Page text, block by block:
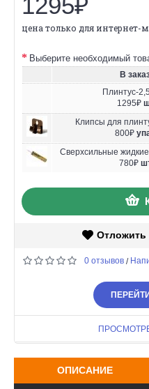
цена только для интернет-
Выберите необходимый
В
Плинтус-
1295₽
Клипсы для
800₽
Сверхсильные
780₽
Отложить
0 отзывов /
ОПИСАНИЕ